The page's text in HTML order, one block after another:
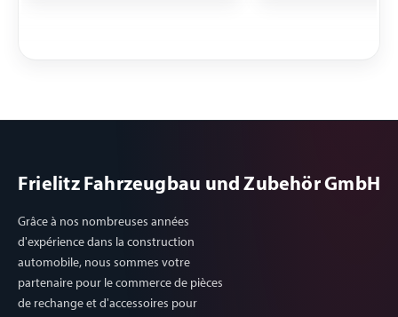
Frielitz Fahrzeugbau und Zubehör GmbH
Grâce à nos nombreuses années
d'expérience dans la construction
automobile, nous sommes votre
partenaire pour le commerce de pièces
de rechange et d'accessoires pour